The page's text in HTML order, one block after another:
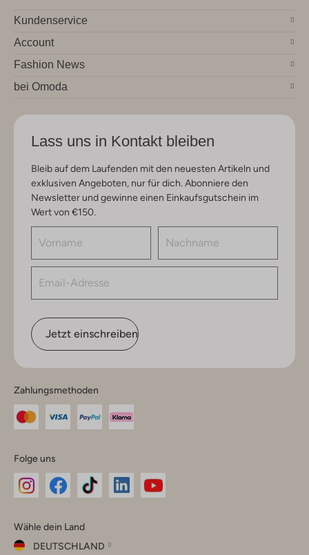
Kundenservice
Account
Fashion News
bei Omoda
Lass uns in Kontakt bleiben
Bleib auf dem Laufenden mit den neuesten Artikeln und
exklusiven Angeboten, nur für dich. Abonniere den
Newsletter und gewinne einen Einkaufsgutschein im
Wert von €150.
Jetzt einschreiben
Zahlungsmethoden
Folge uns
Instagram
Facebook
TikTok
Wähle dein Land
DEUTSCHLAND